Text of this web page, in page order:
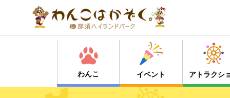
わんこ イベント アトラクシ